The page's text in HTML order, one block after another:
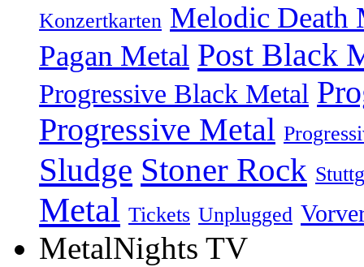
Konzertkarten Melodic Death
Pagan Metal Post Black
Progressive Black Metal
Progressive Metal
Sludge Stoner Rock
Metal Tickets Unplugged
MetalNights TV